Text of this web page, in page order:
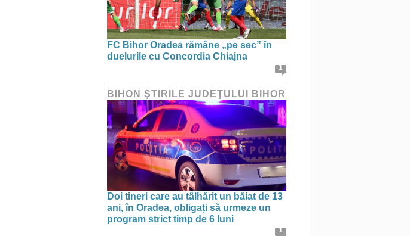
FC Bihor Oradea rămâne „pe sec” în
duelurile cu Concordia Chiajna
1
BIHON ŞTIRILE JUDEŢULUI BIHOR
Doi tineri care au tâlhărit un băiat de 13
ani, în Oradea, obligați să urmeze un
program strict timp de 6 luni
1